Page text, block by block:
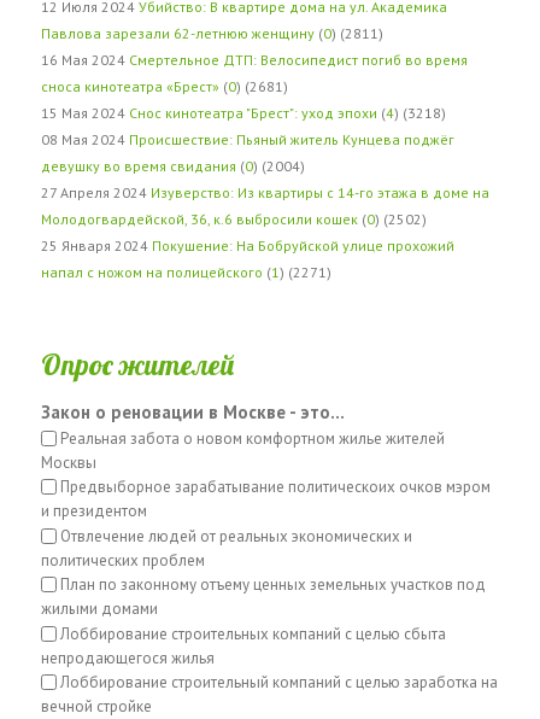
12 Июля 2024 Убийство: В квартире дома на ул. Академика
Павлова зарезали 62-летнюю женщину (0) (2811)
16 Мая 2024 Смертельное ДТП: Велосипедист погиб во время
сноса кинотеатра «Брест» (0) (2681)
15 Мая 2024 Снос кинотеатра "Брест": уход эпохи (4) (3218)
08 Мая 2024 Происшествие: Пьяный житель Кунцева поджёг
девушку во время свидания (0) (2004)
27 Апреля 2024 Изуверство: Из квартиры с 14-го этажа в доме на
Молодогвардейской, 36, к.6 выбросили кошек (0) (2502)
25 Января 2024 Покушение: На Бобруйской улице прохожий
напал с ножом на полицейского (1 ) (2271)
Опрос жителей
Закон о реновации в Москве - это...
Реальная забота о новом комфортном жилье жителей
Москвы
Предвыборное зарабатывание политическоих очков мэром
и президентом
Отвлечение людей от реальных экономических и
политических проблем
План по законному отъему ценных земельных участков под
жилыми домами
Лоббирование строительных компаний с целью сбыта
непродающегося жилья
Лоббирование строительный компаний с целью заработка на
вечной стройке